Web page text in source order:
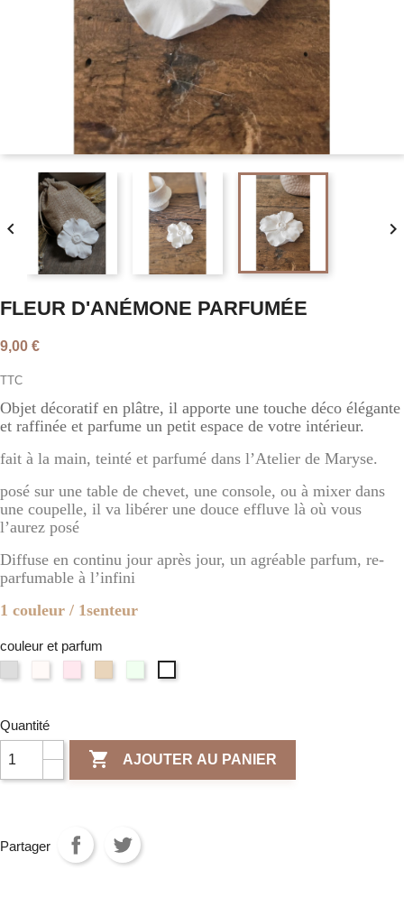
 
FLEUR D'ANÉMONE PARFUMÉE
9,00 €
TTC
Objet décoratif en plâtre, il apporte une touche déco élégante
et raffinée et parfume un petit espace de votre intérieur.
fait à la main, teinté et parfumé dans l’Atelier de Maryse.
posé sur une table de chevet, une console, ou à mixer dans
une coupelle, il va libérer une douce effluve là où vous
l’aurez posé
Diffuse en continu jour après jour, un agréable parfum, re-
parfumable à l’infini
1 couleur / 1senteur
couleur et parfum
Fleur
de
Coton
Poudre
de
riz
cerisierAmbre
Lin
Quantité
 AJOUTER AU PANIER
Partager